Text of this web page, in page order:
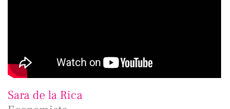
Sara de la Rica